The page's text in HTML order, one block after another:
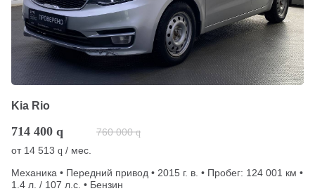
Kia Rio
714 400 q 760 000 q
от 14 513 q / мес.
Механика • Передний привод • 2015 г. в. • Пробег: 124 001 км •
1.4 л. / 107 л.с. • Бензин